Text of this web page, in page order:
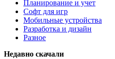
Планирование и учет
Софт для игр
Мобильные устройства
Разработка и дизайн
Разное
Недавно скачали